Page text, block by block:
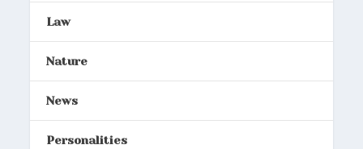
Law
Nature
News
Personalities